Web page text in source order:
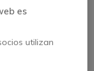
es
utilizan